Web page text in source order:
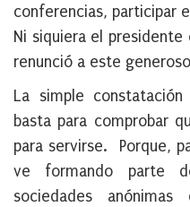
conferencias, participar
Ni siquiera el presidente
renunció a este
La simple
basta para comprobar
para servirse. Porque,
ve formando parte
sociedades